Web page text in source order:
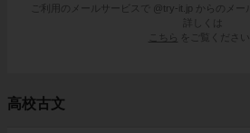
ご利用のメールサービスで @try-it.jp からのメー
詳しくは
こちら
をご覧ください
高校古文